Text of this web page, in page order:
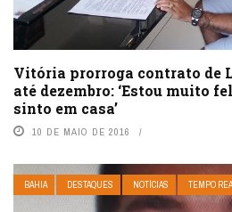
Vitória prorroga contrato de
até dezembro: ‘Estou muito
sinto em casa’
10 DE MAIO DE 2016
BAHIA DESTAQUES NOTÍCIAS TEMPO